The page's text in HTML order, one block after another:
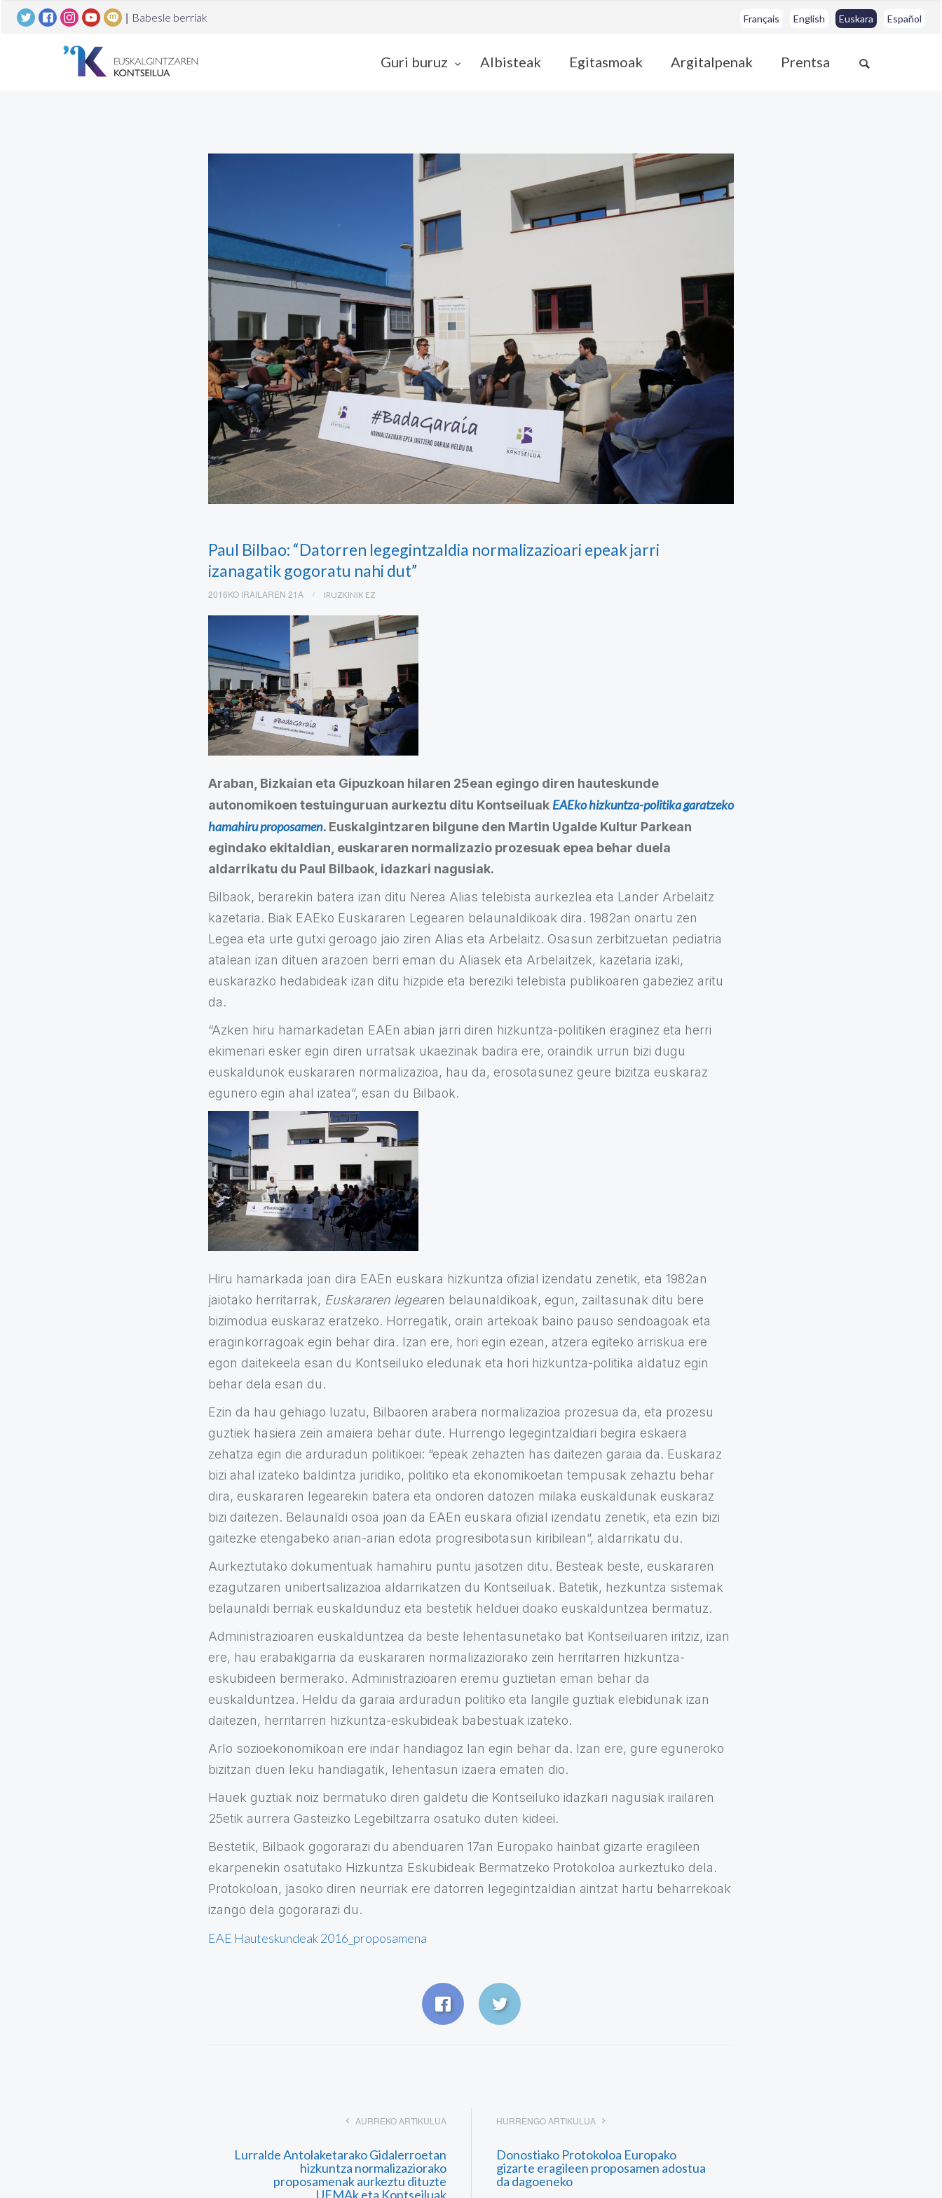
| Babesle berriak Français English Euskara Español
Guri buruz Albisteak Egitasmoak Argitalpenak Prentsa
Paul Bilbao: “Datorren legegintzaldia normalizazioari epeak jarri
izanagatik gogoratu nahi dut”
2016KO IRAILAREN 21A IRUZKINIK EZ
Araban, Bizkaian eta Gipuzkoan hilaren 25ean egingo diren hauteskunde
autonomikoen testuinguruan aurkeztu ditu Kontseiluak EAEko hizkuntza-politika garatzeko
hamahiru proposamen. Euskalgintzaren bilgune den Martin Ugalde Kultur Parkean
egindako ekitaldian, euskararen normalizazio prozesuak epea behar duela
aldarrikatu du Paul Bilbaok, idazkari nagusiak.
Bilbaok, berarekin batera izan ditu Nerea Alias telebista aurkezlea eta Lander Arbelaitz
kazetaria. Biak EAEko Euskararen Legearen belaunaldikoak dira. 1982an onartu zen
Legea eta urte gutxi geroago jaio ziren Alias eta Arbelaitz. Osasun zerbitzuetan pediatria
atalean izan dituen arazoen berri eman du Aliasek eta Arbelaitzek, kazetaria izaki,
euskarazko hedabideak izan ditu hizpide eta bereziki telebista publikoaren gabeziez aritu
da.
“Azken hiru hamarkadetan EAEn abian jarri diren hizkuntza-politiken eraginez eta herri
ekimenari esker egin diren urratsak ukaezinak badira ere, oraindik urrun bizi dugu
euskaldunok euskararen normalizazioa, hau da, erosotasunez geure bizitza euskaraz
egunero egin ahal izatea”, esan du Bilbaok.
Hiru hamarkada joan dira EAEn euskara hizkuntza ofizial izendatu zenetik, eta 1982an
jaiotako herritarrak, Euskararen legearen belaunaldikoak, egun, zailtasunak ditu bere
bizimodua euskaraz eratzeko. Horregatik, orain artekoak baino pauso sendoagoak eta
eraginkorragoak egin behar dira. Izan ere, hori egin ezean, atzera egiteko arriskua ere
egon daitekeela esan du Kontseiluko eledunak eta hori hizkuntza-politika aldatuz egin
behar dela esan du.
Ezin da hau gehiago luzatu, Bilbaoren arabera normalizazioa prozesua da, eta prozesu
guztiek hasiera zein amaiera behar dute. Hurrengo legegintzaldiari begira eskaera
zehatza egin die arduradun politikoei: “epeak zehazten has daitezen garaia da. Euskaraz
bizi ahal izateko baldintza juridiko, politiko eta ekonomikoetan tempusak zehaztu behar
dira, euskararen legearekin batera eta ondoren datozen milaka euskaldunak euskaraz
bizi daitezen. Belaunaldi osoa joan da EAEn euskara ofizial izendatu zenetik, eta ezin bizi
gaitezke etengabeko arian-arian edota progresibotasun kiribilean”, aldarrikatu du.
Aurkeztutako dokumentuak hamahiru puntu jasotzen ditu. Besteak beste, euskararen
ezagutzaren unibertsalizazioa aldarrikatzen du Kontseiluak. Batetik, hezkuntza sistemak
belaunaldi berriak euskaldunduz eta bestetik helduei doako euskalduntzea bermatuz.
Administrazioaren euskalduntzea da beste lehentasunetako bat Kontseiluaren iritziz, izan
ere, hau erabakigarria da euskararen normalizaziorako zein herritarren hizkuntza-
eskubideen bermerako. Administrazioaren eremu guztietan eman behar da
euskalduntzea. Heldu da garaia arduradun politiko eta langile guztiak elebidunak izan
daitezen, herritarren hizkuntza-eskubideak babestuak izateko.
Arlo sozioekonomikoan ere indar handiagoz lan egin behar da. Izan ere, gure eguneroko
bizitzan duen leku handiagatik, lehentasun izaera ematen dio.
Hauek guztiak noiz bermatuko diren galdetu die Kontseiluko idazkari nagusiak irailaren
25etik aurrera Gasteizko Legebiltzarra osatuko duten kideei.
Bestetik, Bilbaok gogorarazi du abenduaren 17an Europako hainbat gizarte eragileen
ekarpenekin osatutako Hizkuntza Eskubideak Bermatzeko Protokoloa aurkeztuko dela.
Protokoloan, jasoko diren neurriak ere datorren legegintzaldian aintzat hartu beharrekoak
izango dela gogorarazi du.
EAE Hauteskundeak 2016_proposamena
AURREKO ARTIKULUA
Lurralde Antolaketarako Gidalerroetan
hizkuntza normalizaziorako
proposamenak aurkeztu dituzte
UEMAk eta Kontseiluak
HURRENGO ARTIKULUA
Donostiako Protokoloa Europako
gizarte eragileen proposamen adostua
da dagoeneko